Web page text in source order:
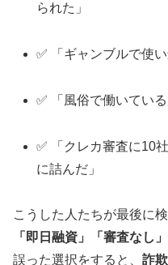
られた」
✅ 「ギャンブルで使
✅ 「風俗で働いてい
✅ 「クレカ審査に10
に詰んだ」
こうした人たちが最後に検
「即日融資」「審査なし」
誤った選択をすると、 詐